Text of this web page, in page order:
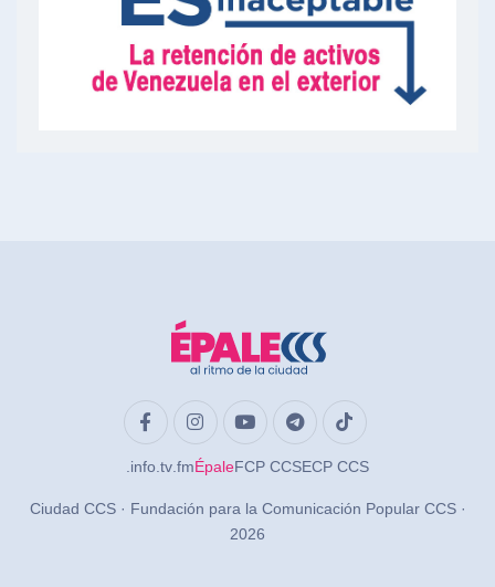
.info .tv .fmÉpaleFCP CCSECP CCS
Ciudad CCS · Fundación para la Comunicación Popular CCS ·
2026